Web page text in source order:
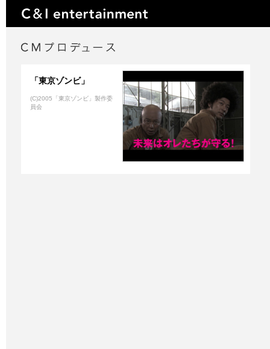
「東京ゾンビ」
(C)2005「東京ゾンビ」製作委
員会